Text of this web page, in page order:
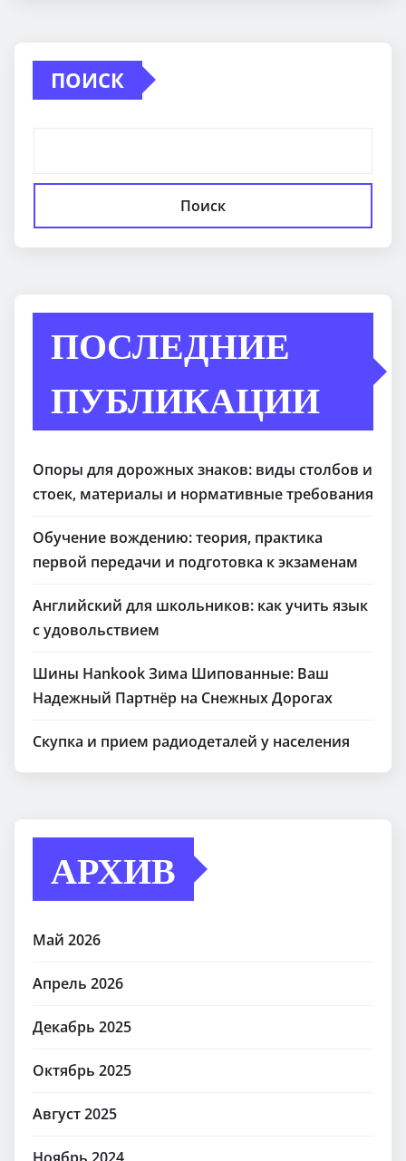
ПОИСК
Поиск
ПОСЛЕДНИЕ
ПУБЛИКАЦИИ
Опоры для дорожных знаков: виды столбов и
стоек, материалы и нормативные требования
Обучение вождению: теория, практика
первой передачи и подготовка к экзаменам
Английский для школьников: как учить язык
с удовольствием
Шины Hankook Зима Шипованные: Ваш
Надежный Партнёр на Снежных Дорогах
Скупка и прием радиодеталей у населения
АРХИВ
Май 2026
Апрель 2026
Декабрь 2025
Октябрь 2025
Август 2025